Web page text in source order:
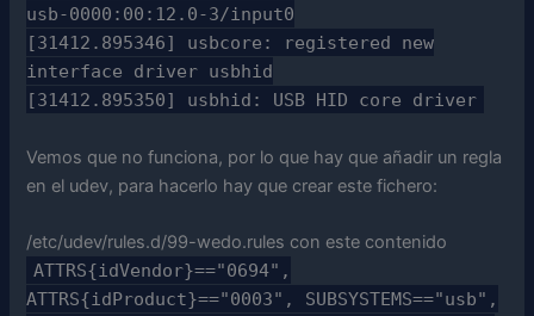
usb-0000:00:12.0-3/input0
[31412.895346] usbcore: registered new
interface driver usbhid
[31412.895350] usbhid: USB HID core driver
Vemos que no funciona, por lo que hay que añadir un regla
en el udev, para hacerlo hay que crear este fichero:
/etc/udev/rules.d/99-wedo.rules con este contenido
ATTRS{idVendor}=="0694",
ATTRS{idProduct}=="0003", SUBSYSTEMS=="usb",